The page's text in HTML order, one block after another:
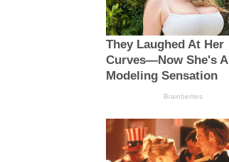
They Laughed At Her
Curves—Now She's A
Modeling Sensation
Brainberries